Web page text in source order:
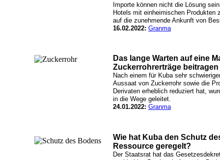
Importe können nicht die Lösung
Hotels mit einheimischen Produkten
auf die zunehmende Ankunft von
16.02.2022: Granma
Das lange Warten auf eine
Zuckerrohrerträge
Nach einem für Kuba sehr
Aussaat von Zuckerrohr sowie die
Derivaten erheblich reduziert hat,
in die Wege geleitet.
24.01.2022: Granma
Wie hat Kuba den Schutz
Ressource geregelt?
Der Staatsrat hat das